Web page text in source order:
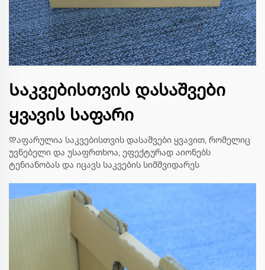
Საკვებისთვის დასაშვები
ყვავის საფარი
Დაფარულია საკვებისთვის დასაშვები ყვავით, რომელიც
უვნებელი და უსაფრთხოა, ეფექტურად აიონებს
ტენიანობას და იცავს საკვების სიმშვიდარეს